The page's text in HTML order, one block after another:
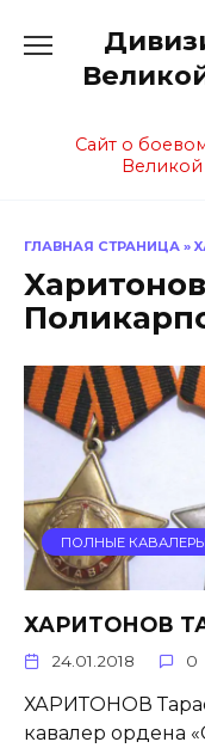
содержанию
Сайт о
ГЛАВНАЯ СТРАНИЦА »
ПОЛНЫЕ
ХАРИТОНОВ
24.01.2018 0
ХАРИТОНОВ
кавалер ордена